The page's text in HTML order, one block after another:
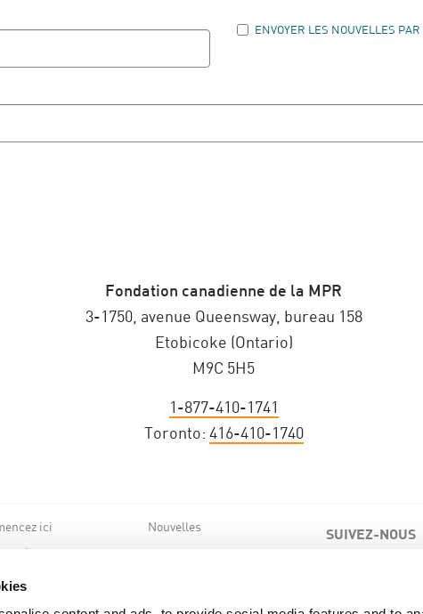
ENVOYER LES NOUVELLES PAR
Fondation canadienne de la MPR
3-1750, avenue Queensway, bureau 158
Etobicoke (Ontario)
M9C 5H5
1-877-410-1741
Toronto: 416-410-1740
ici
de nous
Nouvelles SUIVEZ-NOUS